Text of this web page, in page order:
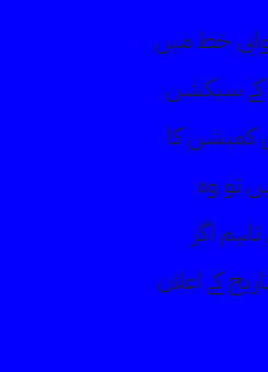
خط میں
کے سیکشن
کمیشن کا
کریں تو وہ
تاہم اگر
کے اعلان